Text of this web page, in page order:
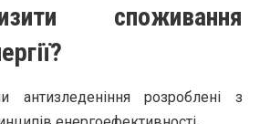
споживання
антизледеніння розроблені з